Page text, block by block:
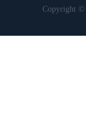
Copyright ©